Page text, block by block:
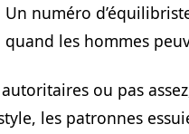
Un numéro
quand les hommes
ou pas
les patronnes